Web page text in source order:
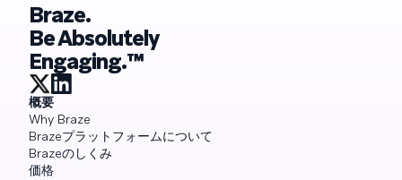
Braze.
Be Absolutely
Engaging.™
概要
Why Braze
Brazeプラットフォームについて
Brazeのしくみ
価格